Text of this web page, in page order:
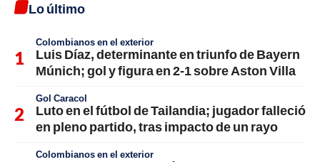
Lo último
Colombianos en el exterior
Luis Díaz, determinante en triunfo de Bayern
Múnich; gol y figura en 2-1 sobre Aston Villa
Gol Caracol
Luto en el fútbol de Tailandia; jugador falleció
en pleno partido, tras impacto de un rayo
Colombianos en el exterior